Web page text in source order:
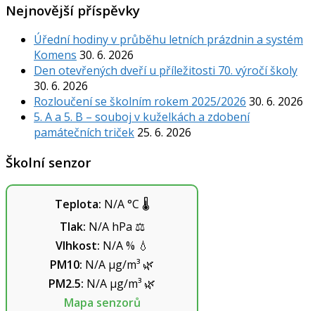
Nejnovější příspěvky
Úřední hodiny v průběhu letních prázdnin a systém
Komens 30. 6. 2026
Den otevřených dveří u příležitosti 70. výročí školy
30. 6. 2026
Rozloučení se školním rokem 2025/2026 30. 6. 2026
5. A a 5. B – souboj v kuželkách a zdobení
památečních triček 25. 6. 2026
Školní senzor
Teplota: N/A°C 🌡️
Tlak: N/AhPa ⚖️
Vlhkost: N/A% 💧
PM10: N/A µg/m³ 🌿
PM2.5: N/A µg/m³ 🌿
Mapa senzorů